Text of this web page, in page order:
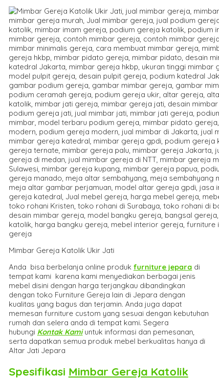
Mimbar Gereja Katolik Ukir Jati
Anda bisa berbelanja online produk furniture jepara di
tempat kami karena kami menyediakan berbagai jenis
mebel disini dengan harga terjangkau dibandingkan
dengan toko Furniture Gereja lain di Jepara dengan
kualitas yang bagus dan terjamin. Anda juga dapat
memesan furniture custom yang sesuai dengan kebutuhan
rumah dan selera anda di tempat kami. Segera
hubungi Kontak Kamiuntuk informasi dan pemesanan,
serta dapatkan semua produk mebel berkualitas hanya di
Altar Jati Jepara
Spesifikasi Mimbar Gereja Katolik